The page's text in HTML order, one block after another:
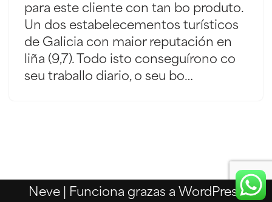
para este cliente con tan bo produto.
Un dos estabelecementos turísticos
de Galicia con maior reputación en
liña (9,7). Todo isto conseguírono co
seu traballo diario, o seu bo…
Neve | Funciona grazas a WordPress